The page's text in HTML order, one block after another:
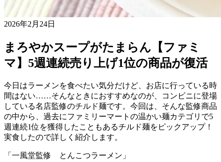
2026年2月24日
まろやかスープがたまらん【ファミ
マ】5週連続売り上げ1位の商品が復活
今日はラーメンを食べたい気分だけど、お店に行っている時
間はない……そんなときにおすすめなのが、コンビニに登場
している名店監修のチルド麺です。今回は、そんな監修商品
の中から、過去にファミリーマートの温かい麺カテゴリで5
週連続1位を獲得したこともあるチルド麺をピックアップ！
実食したので詳しく紹介します。
「一風堂監修 とんこつラーメン」